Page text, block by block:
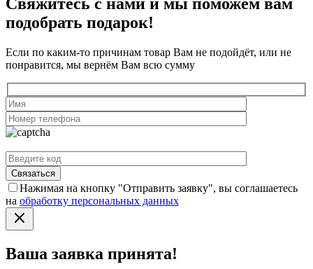
подобрать подарок!
Если по каким-то причинам товар Вам не подойдёт, или не
понравится, мы вернём Вам всю сумму
Нажимая на кнопку "Отправить заявку", вы соглашаетесь
на обработку персональных данных
Ваша заявка принята!